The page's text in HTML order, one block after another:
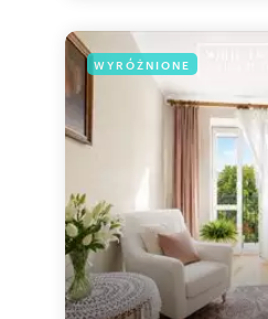
WYRÓŻNIONE